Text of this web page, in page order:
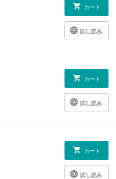
カート
試し読み
カート
試し読み
カート
試し読み